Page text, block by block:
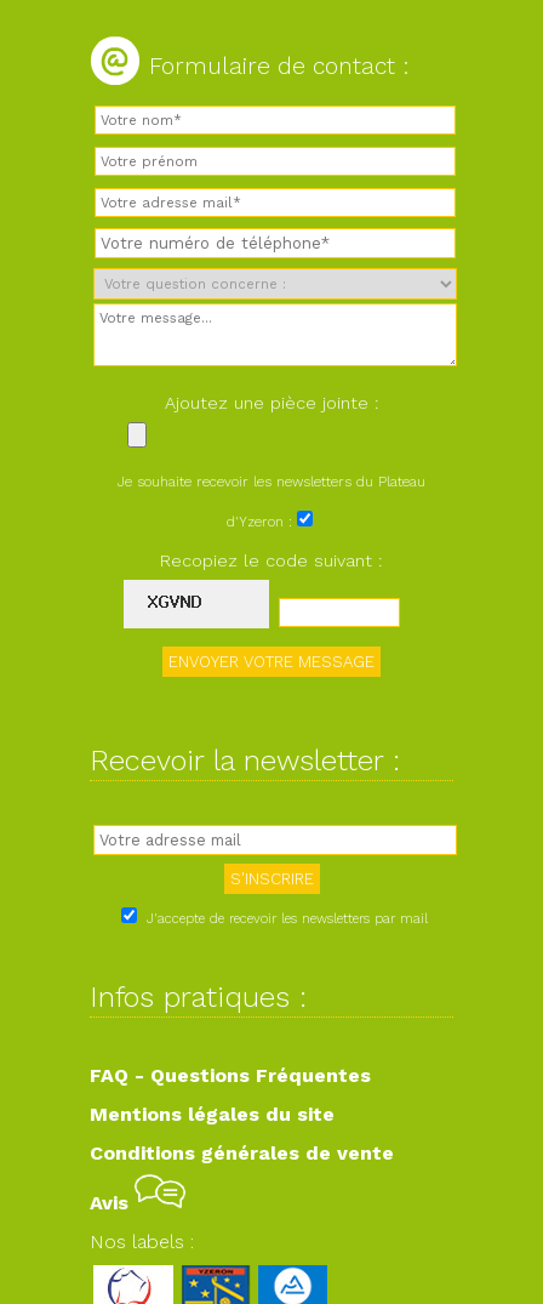
Formulaire de contact :
Ajoutez une pièce jointe :
Je souhaite recevoir les newsletters du Plateau
d'Yzeron :
Recopiez le code suivant :
Recevoir la newsletter :
J'accepte de recevoir les newsletters par mail
Infos pratiques :
FAQ - Questions Fréquentes
Mentions légales du site
Conditions générales de vente
Avis
Nos labels :